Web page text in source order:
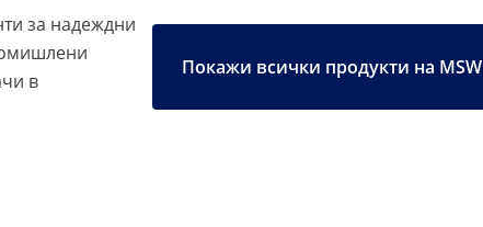
за надеждни
в
Покажи всички продукти на MSW